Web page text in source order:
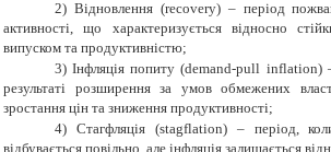
2) Відновлення (recovery) – період
активності, що характеризується відносно
випуском та продуктивністю;
3) Інфляція попиту (demand-pull inflation)
результаті розширення за умов обмежених
зростання цін та зниження продуктивності;
4)
Стагфляція (stagflation) – період,
відбувається повільно, але інфляція залишається